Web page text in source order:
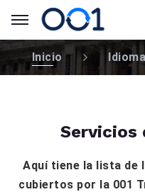
Inicio
Servicios
Aquí tiene la lista de
cubiertos por la 001